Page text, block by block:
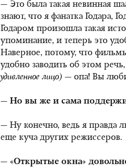
— Это была такая невинная
знают, что я фанатка Годара,
Годаром произошла такая
упоминание, и теперь это
Наверное, потому, что
удобно заводить об этом
удивленное лицо) — опа! Вы
— Но вы же и сама
— Ну конечно, ведь я правда
еще куча других режиссеров.
— «Открытые окна»